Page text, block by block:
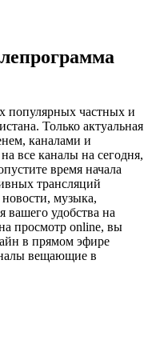
популярных частных и
Только актуальная
каналами и
все каналы на сегодня,
время начала
трансляций
новости, музыка,
вашего удобства на
просмотр online, вы
в прямом эфире
вещающие в